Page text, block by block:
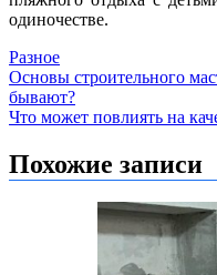
одиночестве.
Разное
Навигация
по
Основы строительного
бывают?
Что может повлиять на
Похожие записи